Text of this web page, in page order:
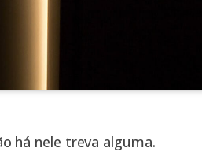
há nele treva alguma.